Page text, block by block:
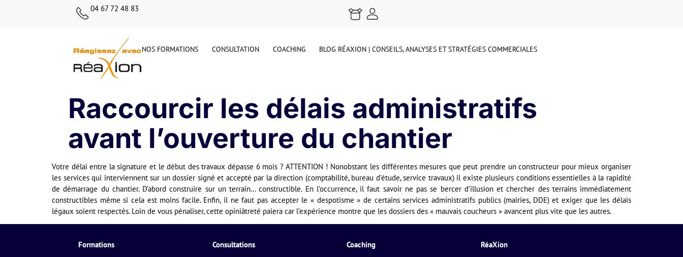
04 67 72 48 83
NOS FORMATIONS CONSULTATION COACHING BLOG RÉAXION | CONSEILS, ANALYSES ET STRATÉGIES COMMERCIALES
Raccourcir les délais administratifs
avant l’ouverture du chantier
Votre délai entre la signature et le début des travaux dépasse 6 mois ? ATTENTION ! Nonobstant les différentes mesures que peut prendre un constructeur pour mieux organiser
les services qui interviennent sur un dossier signé et accepté par la direction (comptabilité, bureau d’étude, service travaux) il existe plusieurs conditions essentielles à la rapidité
de démarrage du chantier. D’abord construire sur un terrain… constructible. En l’occurrence, il faut savoir ne pas se bercer d’illusion et chercher des terrains immédiatement
constructibles même si cela est moins facile. Enfin, il ne faut pas accepter le « despotisme » de certains services administratifs publics (mairies, DDE) et exiger que les délais
légaux soient respectés. Loin de vous pénaliser, cette opiniâtreté paiera car l’expérience montre que les dossiers des « mauvais coucheurs » avancent plus vite que les autres.
Formations
Consultations
Coaching
RéaXion